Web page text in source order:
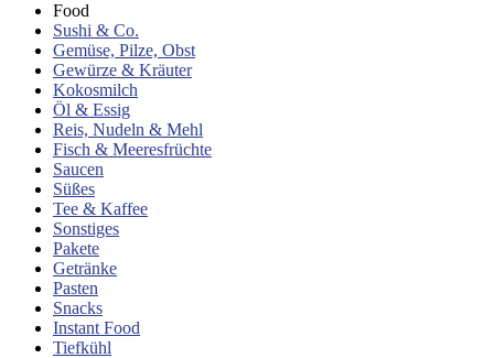
Food
Sushi & Co.
Gemüse, Pilze, Obst
Gewürze & Kräuter
Kokosmilch
Öl & Essig
Reis, Nudeln & Mehl
Fisch & Meeresfrüchte
Saucen
Süßes
Tee & Kaffee
Sonstiges
Pakete
Getränke
Pasten
Snacks
Instant Food
Tiefkühl